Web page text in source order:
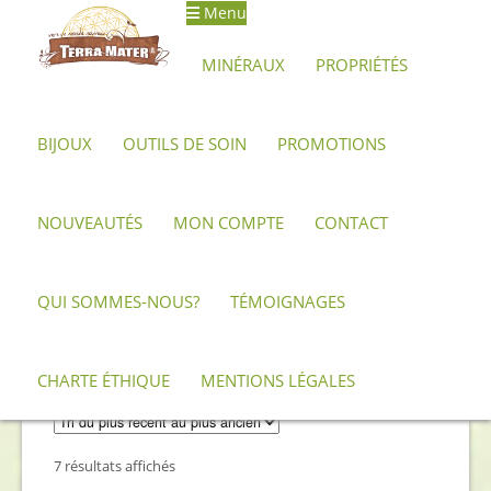
Aller
Aller
au
Menu
MINÉRAUX PROPRIÉTÉS
BIJOUX OUTILS DE SOIN PROMOTIONS
NOUVEAUTÉS MON COMPTE CONTACT
QUI SOMMES-NOUS? TÉMOIGNAGES
CHARTE ÉTHIQUE MENTIONS LÉGALES
Accueil Minéraux, pierres et cristaux Fluorite
Fluorite
7 résultats affichésTrié